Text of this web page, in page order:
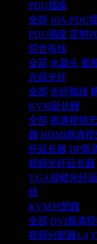
PDU插座
全部 10A-PDU
PDU插座 定制
综合布线
全部 水晶头 面
光缆光纤
全部 光纤跳线
KVM延长器
全部 高清视频
器 HDMI高清视
纤延长器 DP高
视频光纤延长器
VGA视频光纤
线
KVM分配器
全部 DVI高清
视频分配器1.4